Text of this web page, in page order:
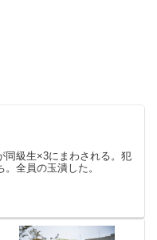
同級生×3にまわされる。犯
。全員の玉潰した。